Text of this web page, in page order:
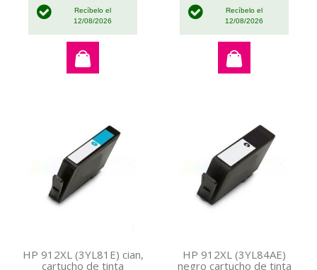
Recíbelo el
12/08/2026
Recíbelo el
12/08/2026
HP 912XL (3YL81E) cian,
cartucho de tinta
HP 912XL (3YL84AE)
negro cartucho de tinta